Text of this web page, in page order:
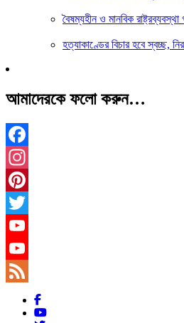
বৈষম্যহীন ও মানবিক
হত্যাকাণ্ডের বিচার হবে স্বচ্ছ,
আমাদেরকে ফলো করুন…
Facebook
Instagram
Pinterest
Twitter
YouTube
YouTube
Channel